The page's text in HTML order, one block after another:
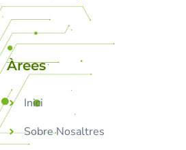
Àrees
Inici
Sobre Nosaltres